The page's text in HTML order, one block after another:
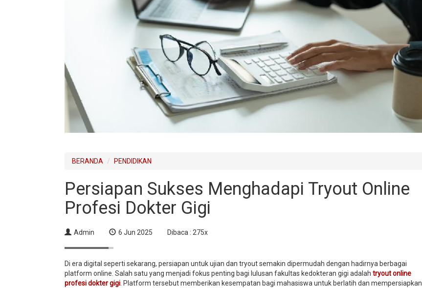
BERANDA PENDIDIKAN
Persiapan Sukses Menghadapi Tryout Online
Profesi Dokter Gigi
Admin 6 Jun 2025 Dibaca : 275x
Di era digital seperti sekarang, persiapan untuk ujian dan tryout semakin dipermudah dengan hadirnya berbagai
platform online. Salah satu yang menjadi fokus penting bagi lulusan fakultas kedokteran gigi adalah tryout online
profesi dokter gigi . Platform tersebut memberikan kesempatan bagi mahasiswa untuk berlatih dan mempersiapkan